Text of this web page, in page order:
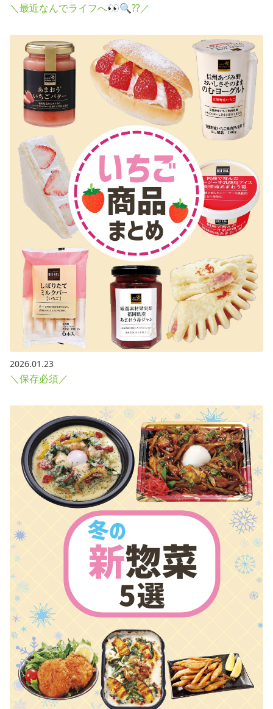
＼最近なんでライフへ👀🔍⁇／
2026.01.23
＼保存必須／